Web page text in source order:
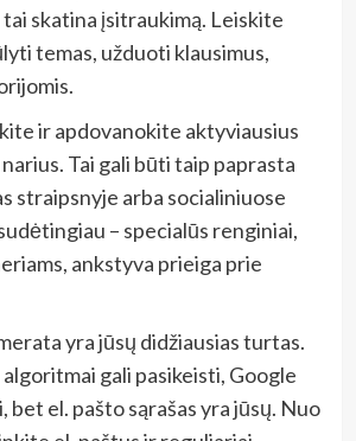
tai skatina įsitraukimą. Leiskite
temas, užduoti klausimus,
ir apdovanokite aktyviausius
Tai gali būti taip paprasta
straipsnyje arba socialiniuose
– specialūs renginiai,
ankstyva prieiga prie
yra jūsų didžiausias turtas.
gali pasikeisti, Google
bet el. pašto sąrašas yra jūsų. Nuo